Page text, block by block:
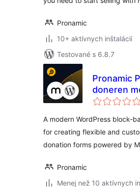
Pronamic
10+ aktívnych inštalácií
Testované s 6.8.7
Pronamic
doneren
A modern WordPress block-
for creating flexible and
donation forms powered by
Pronamic
Menej než 10 aktívnych